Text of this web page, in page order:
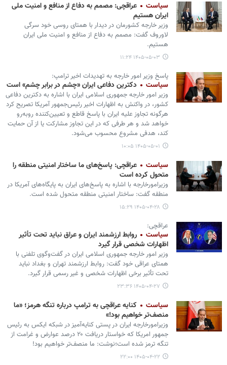
سیاست
عراقچی: مصمم به دفاع از منافع و امنیت ملی
ایران هستیم
وزیر خارجه کشورمان در دیدار با همتای روسی خود سرگی
لاوروف گفت: مصمم به دفاع از منافع و امنیت ملی ایران
هستیم.
۱۴۰۵-۰۵-۰۳ ۱۱:۲۴
پاسخ وزیر امور خارجه به تهدیدات اخیر ترامپ:
سیاست دکترین دفاعی ایران «چشم در برابر چشم» است
وزیر امور خارجه جمهوری اسلامی ایران با اشاره به دکترین دفاعی
کشور، در واکنش به اظهارات اخیر رئیس‌جمهور آمریکا تصریح کرد
هرگونه تجاوز علیه ایران با پاسخ قاطع و تعیین‌کننده روبه‌رو
خواهد شد و هر طرفی که در این تجاوز مشارکت یا از آن حمایت
کند، هدفی مشروع محسوب می‌شود.
۱۴۰۵-۰۵-۰۱ ۱۰:۰۵
سیاست
عراقچی: پاسخ‌های ما ساختار امنیتی منطقه را
متحول کرده است
وزیرامورخارجه با اشاره به پاسخ‌های ایران به پایگاه‌های آمریکا در
منطقه گفت: ساختار امنیتی منطقه متحول شده است.
۱۴۰۵-۰۴-۲۸ ۱۵:۲۹
عراقچی:
سیاست
روابط ارزشمند ایران و عراق نباید تحت تأثیر
اظهارات شخصی قرار گیرد
وزیر امور خارجه جمهوری اسلامی ایران در گفت‌وگوی تلفنی با
همتای عراقی خود گفت: روابط ارزشمند تهران و بغداد نباید
تحت تأثیر برخی اظهارات شخصی و غیر رسمی قرار گیرد.
۱۴۰۵-۰۴-۲۷ ۲۳:۳۶
سیاست
کنایه عراقچی به ترامپ درباره تنگه هرمز؛ «ما
منصف‌تر خواهیم بود!»
وزیرامورخارجه ایران در پستی کنایه‌آمیز در شبکه ایکس به رئیس
جمهور امریکا که خواستار دریافت ۲۰ درصد عوارض و غرامت از
تنگه ترمز شده است؛نوشت: ما منصف‌تر خواهیم بود!
۱۴۰۵-۰۴-۲۲ ۲۲:۰۰